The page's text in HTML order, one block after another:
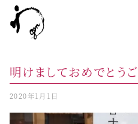
明けましておめでとう
2020年1月1日